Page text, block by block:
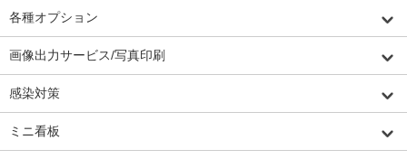
各種オプション
画像出力サービス/写真印刷
感染対策
ミニ看板